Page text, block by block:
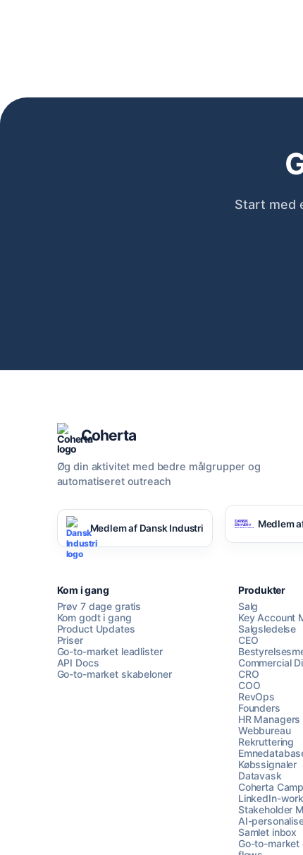
Start med
Coherta
Øg din aktivitet med bedre målgrupper og
automatiseret outreach
Medlem af Dansk Industri Medlem
Kom i gang
Prøv 7 dage gratis
Kom godt i gang
Product Updates
Priser
Go-to-market leadlister
API Docs
Go-to-market skabeloner
Produkter
Salg
Key Account
Salgsledelse
CEO
Commercial
CRO
COO
RevOps
Founders
HR Managers
Webbureau
Rekruttering
Købssignaler
Datavask
Coherta
LinkedIn-
Stakeholder
AI-
Samlet inbox
Go-to-market